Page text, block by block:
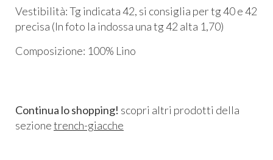
Vestibilità: Tg indicata 42, si consiglia per tg 40 e 42
precisa (In foto la indossa una tg 42 alta 1,70)
Composizione: 100% Lino
Continua lo shopping! scopri altri prodotti della
sezionetrench-giacche